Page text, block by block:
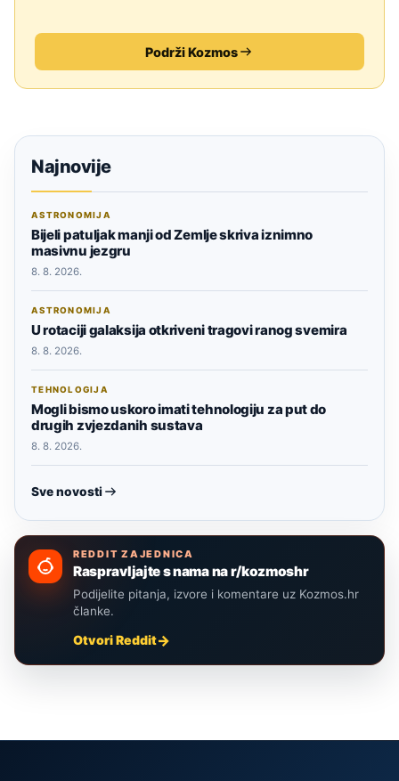
Podrži Kozmos
Najnovije
ASTRONOMIJA
Bijeli patuljak manji od Zemlje skriva iznimno
masivnu jezgru
8. 8. 2026.
ASTRONOMIJA
U rotaciji galaksija otkriveni tragovi ranog svemira
8. 8. 2026.
TEHNOLOGIJA
Mogli bismo uskoro imati tehnologiju za put do
drugih zvjezdanih sustava
8. 8. 2026.
Sve novosti
REDDIT ZAJEDNICA
Raspravljajte s nama na r/kozmoshr
Podijelite pitanja, izvore i komentare uz Kozmos.hr
članke.
Otvori Reddit